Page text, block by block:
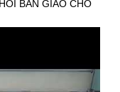
BÀN GIAO CHO